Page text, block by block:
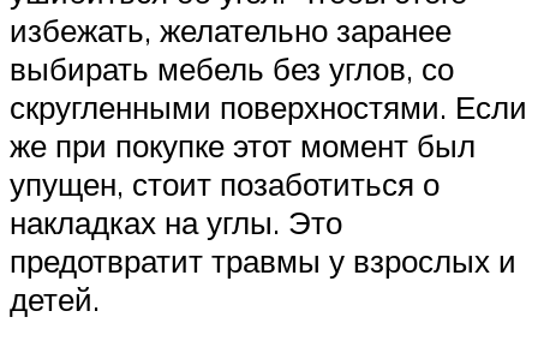
избежать, желательно заранее
выбирать мебель без углов, со
скругленными поверхностями. Если
же при покупке этот момент был
упущен, стоит позаботиться о
накладках на углы. Это
предотвратит травмы у взрослых и
детей.